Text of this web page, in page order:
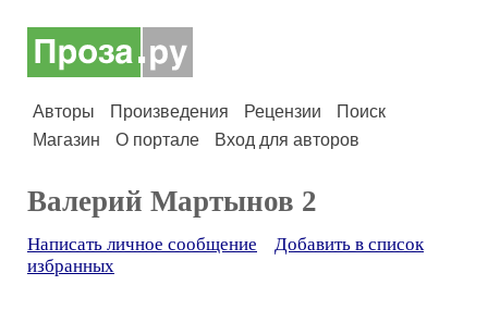
Авторы Произведения Рецензии
Поиск
Магазин
О портале Вход для авторов
Валерий Мартынов 2
Написать личное сообщение
Добавить в список
избранных